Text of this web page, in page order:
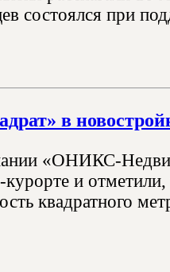
состоялся при
в
«ОНИКС-
и
квадратного